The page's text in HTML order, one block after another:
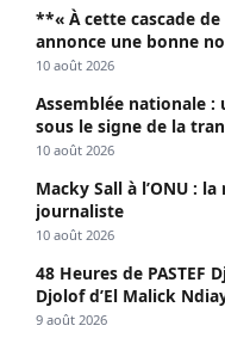
**« À cette cascade
annonce une bonne
Cie**
10 août 2026
Assemblée nationale :
sous le signe de la
10 août 2026
Macky Sall à l’ONU :
journaliste
10 août 2026
48 Heures de PASTEF
Djolof d’El Malick
apothéose
9 août 2026